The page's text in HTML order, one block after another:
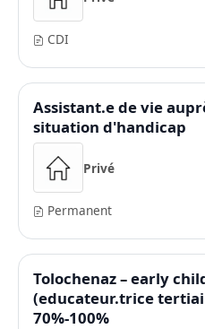
CDI
Assistant.e de vie
situation d'handicap
Privé
Permanent
Tolochenaz – early
(educateur.trice
70%-100%